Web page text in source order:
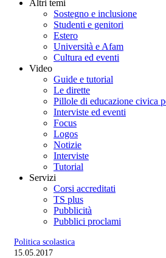
Altri temi
Sostegno e inclusione
Studenti e genitori
Estero
Università e Afam
Cultura ed eventi
Video
Guide e tutorial
Le dirette
Pillole di educazione civica
Interviste ed eventi
Focus
Logos
Notizie
Interviste
Tutorial
Servizi
Corsi accreditati
TS plus
Pubblicità
Pubblici proclami
Politica scolastica
15.05.2017